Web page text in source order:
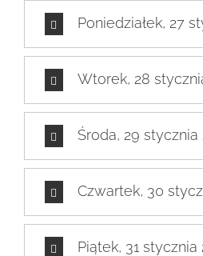
Poniedziałek, 27
Wtorek, 28
Środa, 29 stycznia
Czwartek, 30
Piątek, 31 stycznia